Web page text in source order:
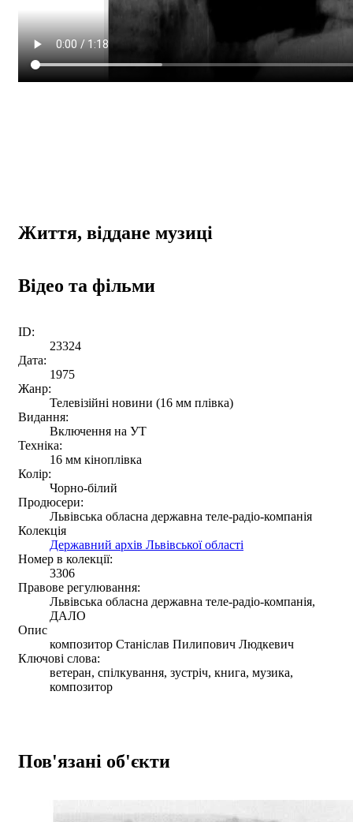
Життя, віддане музиці
Відео та фільми
ID:
23324
Дата:
1975
Жанр:
Телевізійні новини (16 мм плівка)
Видання:
Включення на УТ
Техніка:
16 мм кіноплівка
Колір:
Чорно-білий
Продюсери:
Львівська обласна державна теле-радіо-компанія
Колекція
Державний архів Львівської області
Номер в колекції:
3306
Правове регулювання:
Львівська обласна державна теле-радіо-компанія,
ДАЛО
Опис
композитор Станіслав Пилипович Людкевич
Ключові слова:
ветеран, спілкування, зустріч, книга, музика,
композитор
Пов'язані об'єкти